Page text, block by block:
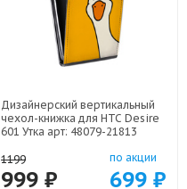
Дизайнерский вертикальный
чехол-книжка для HTC Desire
601 Утка арт: 48079-21813
1199
999 ₽
по акции
699 ₽